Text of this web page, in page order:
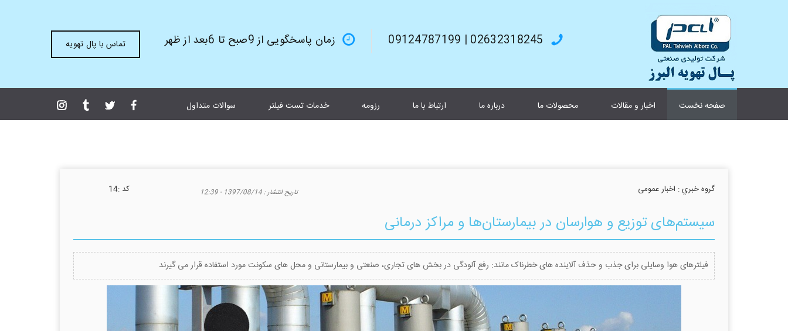
02632318245 | 09124787199 زمان پاسخگویی از 9صبح تا 6بعد از ظهر تماس با پال تهویه
صفحه نخست اخبار و مقالات محصولات ما درباره ما ارتباط با ما رزومه خدمات تست فیلتر سوالات متداول
گروه خبري : اخبار عمومی تاريخ انتشار :1397/08/14 - 12:39 كد :14
سیستم‌های توزیع و هوارسان در بیمارستان‌ها و مراکز درمانی
فیلترهای هوا وسایلی برای جذب و حذف آلاینده های خطرناک مانند: رفع آلودگی در بخش های تجاری، صنعتی و بیمارستانی و محل های سکونت مورد استفاده قرار می گیرند